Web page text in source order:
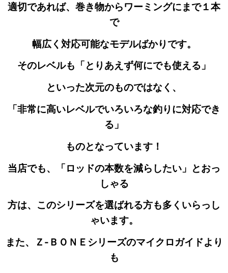
適切であれば、巻き物からワーミングにまで１本
で
幅広く対応可能なモデルばかりです。
そのレベルも 「とりあえず何にでも使える」
といった次元のものではなく、
「非常に高いレベルでいろいろな釣りに対応でき
る」
ものとなっています！
当店でも、「ロッドの本数を減らしたい」とおっ
しゃる
方は、このシリーズを選ばれる方も多くいらっし
ゃいます。
また、Ｚ-ＢＯＮＥシリーズのマイクロガイドより
も